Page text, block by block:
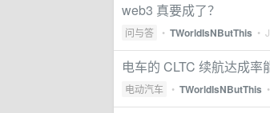
web3 真要成了？
问与答 • TWorldIsNButThis •
电车的 CLTC 续航达成
电动汽车 • TWorldIsNButThis •